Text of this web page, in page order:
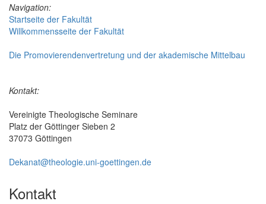
Navigation:
Startseite der Fakultät
Willkommensseite der Fakultät
Die Promovierendenvertretung und der akademische Mittelbau
Kontakt:
Vereinigte Theologische Seminare
Platz der Göttinger Sieben 2
37073 Göttingen
Dekanat@theologie.uni-goettingen.de
Kontakt